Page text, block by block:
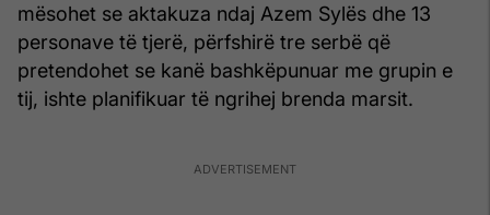
mësohet se aktakuza ndaj Azem Sylës dhe 13
personave të tjerë, përfshirë tre serbë që
pretendohet se kanë bashkëpunuar me grupin e
tij, ishte planifikuar të ngrihej brenda marsit.